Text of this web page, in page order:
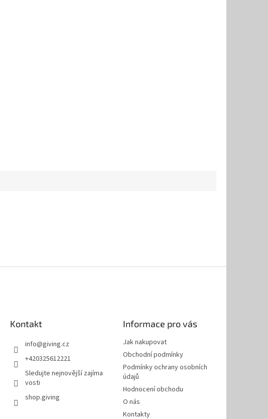
Kontakt
info@giving.cz
+420325612221
Sledujte nejnovější zajíma
vosti
shop.giving
Informace pro vás
Jak nakupovat
Obchodní podmínky
Podmínky ochrany osobních
údajů
Hodnocení obchodu
O nás
Kontakty